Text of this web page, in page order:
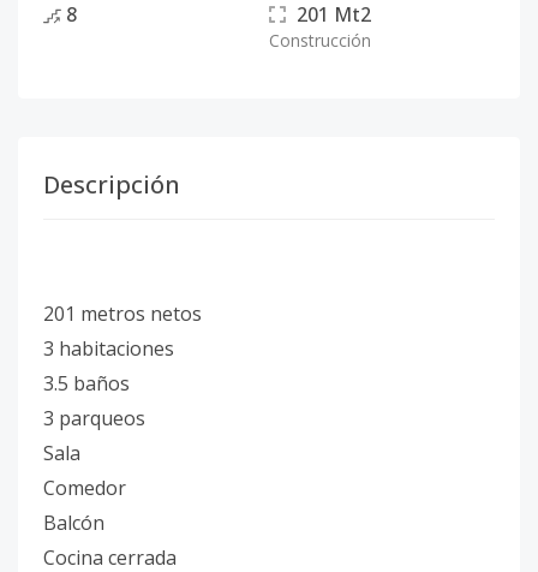
8 201 Mt2
Construcción
Descripción
201 metros netos
3 habitaciones
3.5 baños
3 parqueos
Sala
Comedor
Balcón
Cocina cerrada